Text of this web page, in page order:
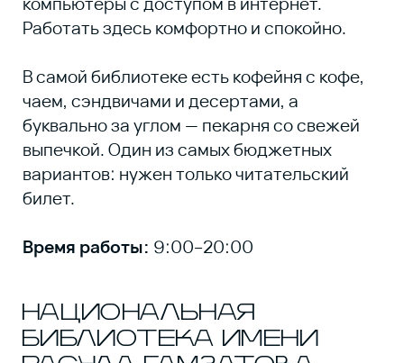
Время работы:
Пн: выходной
LIU
Расула Гамзатова, 23